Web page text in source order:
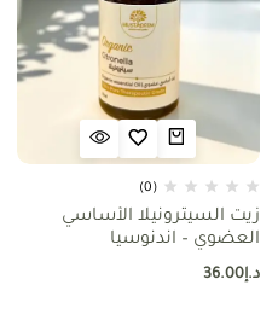
(0)
زيت السيترونيلا الأساسي
العضوي – اندنوسيا
د.إ36.00